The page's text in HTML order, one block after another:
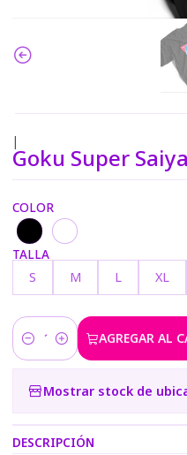
|
Goku Super
COLOR
TALLA
S
M L XL
Cantidad
AGREGAR AL
Mostrar stock de
DESCRIPCIÓN